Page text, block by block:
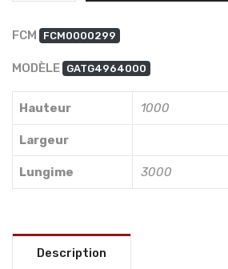
FCM FCM0000299
MODÈLE GATG4964000
Hauteur 1000
Largeur
Lungime 3000
Description